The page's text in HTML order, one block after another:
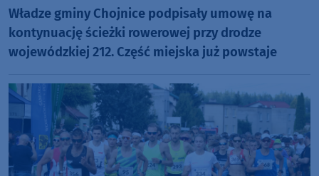
Władze gminy Chojnice podpisały umowę na
kontynuację ścieżki rowerowej przy drodze
wojewódzkiej 212. Część miejska już powstaje